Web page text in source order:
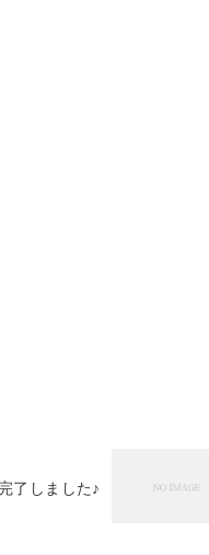
了しました♪